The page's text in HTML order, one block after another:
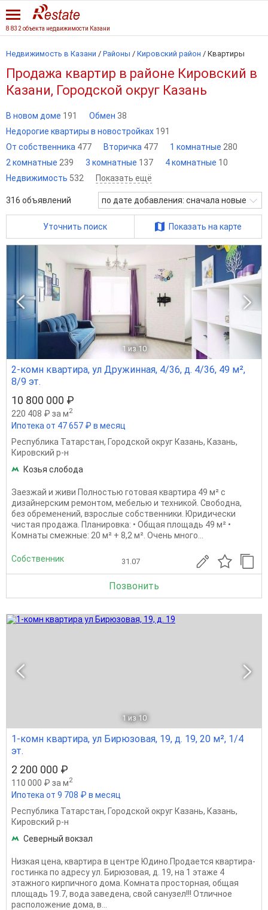
8 832 объекта недвижимости Казани
Недвижимость в Казани / Районы / Кировский район / Квартиры
Продажа квартир в районе Кировский в
Казани, Городской округ Казань
В новом доме 191 Обмен 38
Недорогие квартиры в новостройках 191
От собственника 477 Вторичка 477 1 комнатные 280
2 комнатные 239 3 комнатные 137 4 комнатные 10
Недвижимость 532 Показать ещё
316 объявлений по дате добавления: сначала новые
Уточнить поиск Показать на карте
1 из 10
2-комн квартира, ул Дружинная, 4/36, д. 4/36, 49 м²,
8/9 эт.
10 800 000 ₽
220 408 ₽ за м2
Ипотека от 47 657 ₽ в месяц
Республика Татарстан, Городской округ Казань, Казань,
Кировский р-н
Козья слобода
Заезжай и живи Полностью готовая квартира 49 м² с
дизайнерским ремонтом, мебелью и техникой. Свободна,
без обременений, взрослые собственники. Юридически
чистая продажа. Планировка: • Общая площадь 49 м² •
Комнаты смежные: 20 м² + 8,2 м². Очень много...
Собственник 31.07
Позвонить
1 из 10
1-комн квартира, ул Бирюзовая, 19, д. 19, 20 м², 1/4
эт.
2 200 000 ₽
110 000 ₽ за м2
Ипотека от 9 708 ₽ в месяц
Республика Татарстан, Городской округ Казань, Казань,
Кировский р-н
Северный вокзал
Низкая цена, квартира в центре Юдино.Продается квартира-
гостинка по адресу ул. Бирюзовая, д. 19, на 1 этаже 4
этажного кирпичного дома. Комната просторная, общая
площадь 19.7, вода заведена, свой санузел!!! Отличное
расположение дома, в...